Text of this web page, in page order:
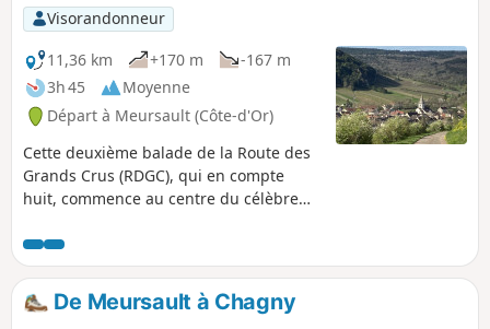
Visorandonneur
11,36 km
+170 m
-167 m
3h 45
Moyenne
Départ à Meursault (Côte-d'Or)
Cette deuxième balade de la Route des
Grands Crus (RDGC), qui en compte
huit, commence au centre du célèbre
RDGC proprement dite à l'ouest du
village ou un peu plus loin, près
d'Auxey-Duresses. Elle continue à
travers le charmant village d'Auxey-
De Meursault à Chagny